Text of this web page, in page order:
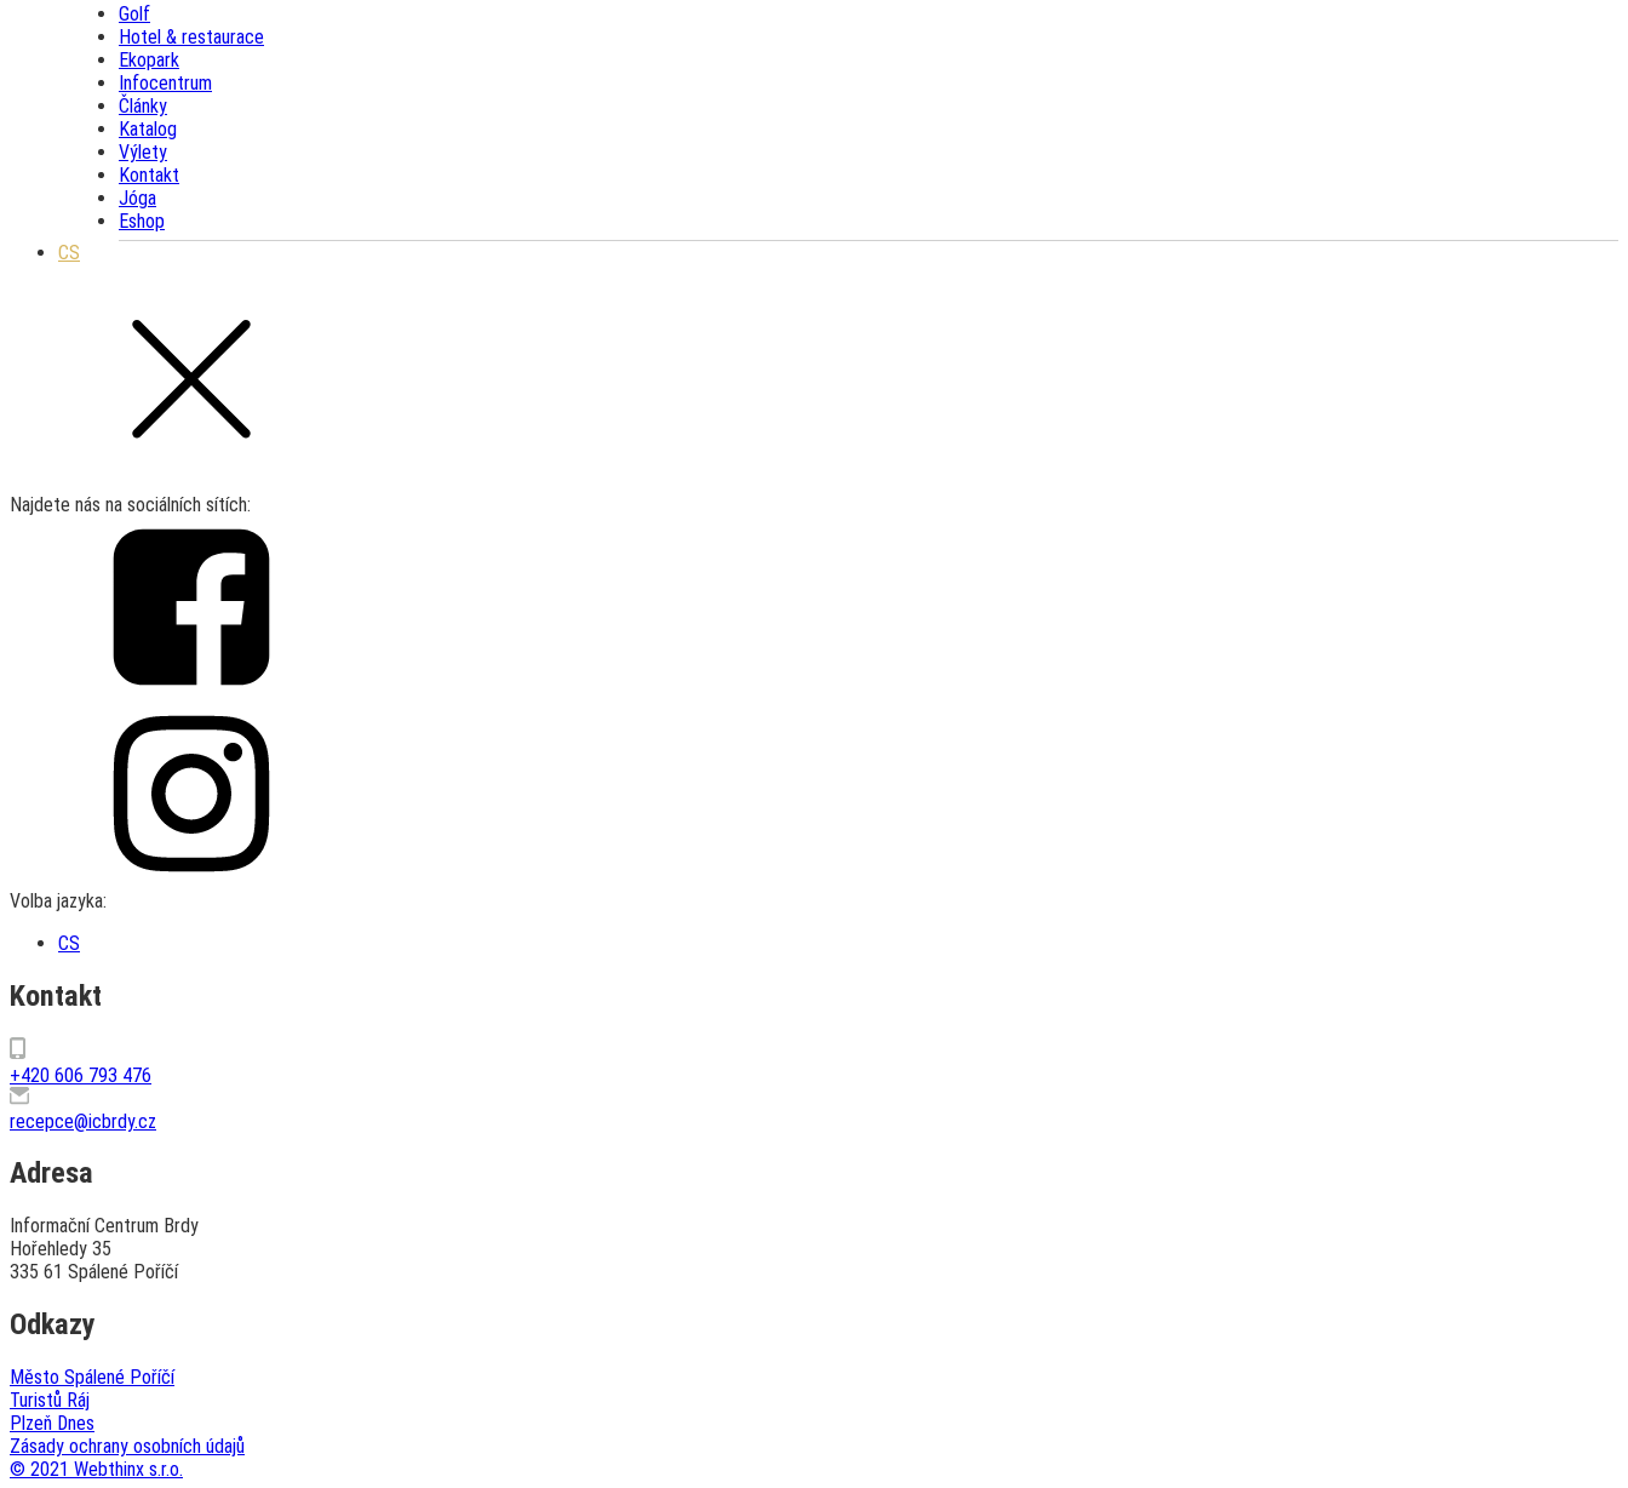
Golf
Hotel & restaurace
Ekopark
Infocentrum
Články
Katalog
Výlety
Kontakt
Jóga
Eshop
CS
Najdete nás na sociálních sítích:
Volba jazyka:
CS
Kontakt
+420 606 793 476
recepce@icbrdy.cz
Adresa
Informační Centrum Brdy
Hořehledy 35
335 61 Spálené Poříčí
Odkazy
Město Spálené Poříčí
Turistů Ráj
Plzeň Dnes
Zásady ochrany osobních údajů
© 2021 Webthinx s.r.o.